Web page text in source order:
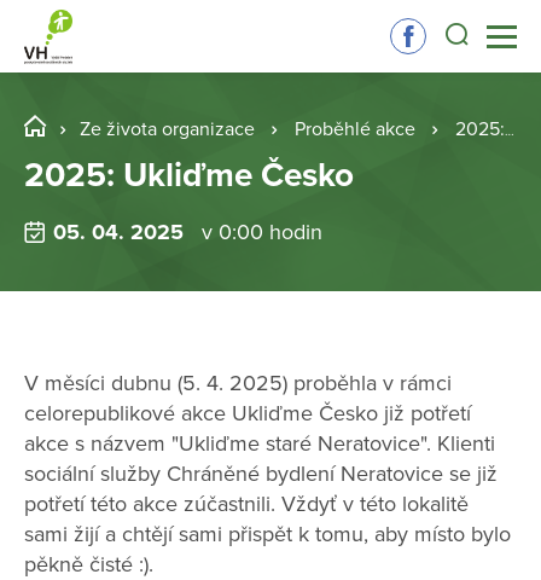
Ze života organizace Proběhlé akce 2025: Ukliďme Česko
2025: Ukliďme Česko
05. 04. 2025 v 0:00 hodin
V měsíci dubnu (5. 4. 2025) proběhla v rámci
celorepublikové akce Ukliďme Česko již potřetí
akce s názvem "Ukliďme staré Neratovice". Klienti
sociální služby Chráněné bydlení Neratovice se již
potřetí této akce zúčastnili. Vždyť v této lokalitě
sami žijí a chtějí sami přispět k tomu, aby místo bylo
pěkně čisté :).